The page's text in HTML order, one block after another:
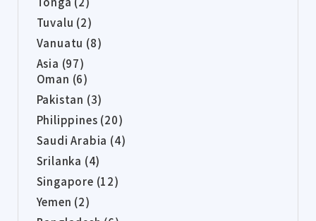
Tuvalu (2)
Vanuatu (8)
Asia (97)
Oman (6)
Pakistan (3)
Philippines (20)
Saudi Arabia (4)
Srilanka (4)
Singapore (12)
Yemen (2)